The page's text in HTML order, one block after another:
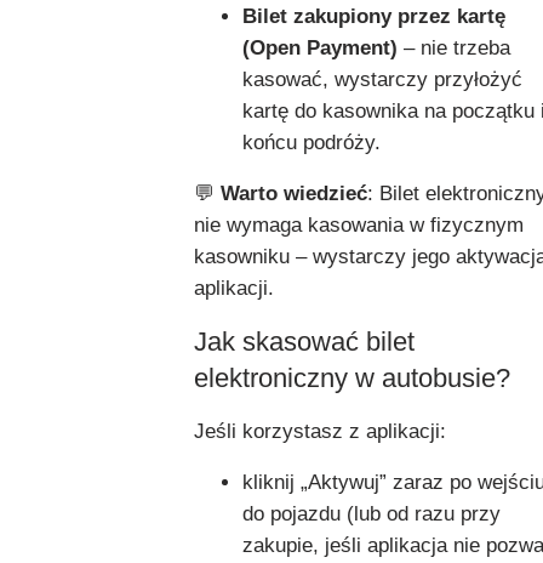
Bilet zakupiony przez kartę
(Open Payment) – nie trzeba
kasować, wystarczy przyłożyć
kartę do kasownika na początku
końcu podróży.
💬 Warto wiedzieć: Bilet
nie wymaga kasowania w fizycznym
kasowniku – wystarczy jego
aplikacji.
Jak skasować bilet
elektroniczny w autobusie?
Jeśli korzystasz z aplikacji:
kliknij „Aktywuj” zaraz po
do pojazdu (lub od razu przy
zakupie, jeśli aplikacja nie